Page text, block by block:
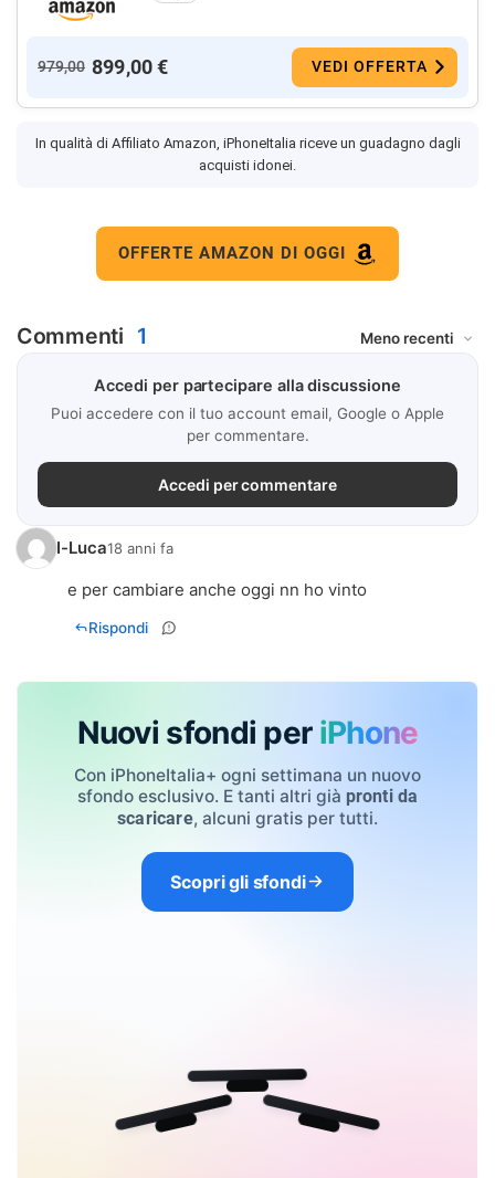
979,00 899,00 € VEDI OFFERTA
In qualità di Affiliato Amazon, iPhoneItalia riceve un guadagno dagli
acquisti idonei.
OFFERTE AMAZON DI OGGI
Commenti 1
Accedi per partecipare alla discussione
Puoi accedere con il tuo account email, Google o Apple
per commentare.
Accedi per commentare
I-Luca18 anni fa
e per cambiare anche oggi nn ho vinto
Rispondi
Nuovi sfondi per iPhone
Con iPhoneItalia+ ogni settimana un nuovo
sfondo esclusivo. E tanti altri già pronti da
scaricare, alcuni gratis per tutti.
Scopri gli sfondi